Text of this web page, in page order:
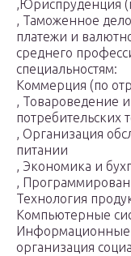
,Юриспруденция
, Таможенное
платежи и
среднего
специальностям:
Коммерция (по
​, Товароведение и
потребительских
, Организация
питании
, Экономика и
,
Технология
Компьютерные
Информационные
организация